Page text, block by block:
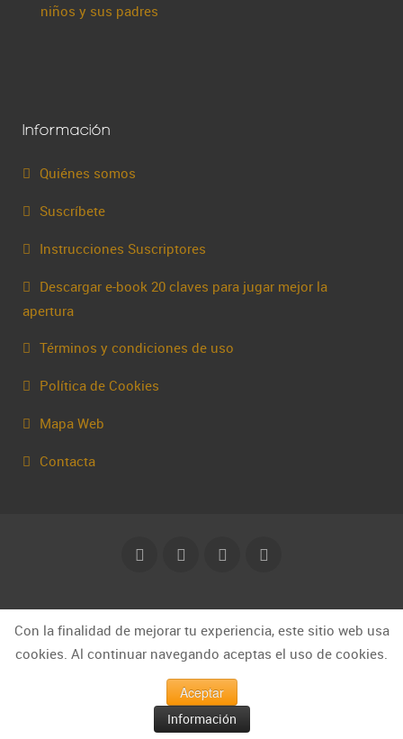
niños y sus padres
Información
Quiénes somos
Suscríbete
Instrucciones Suscriptores
Descargar e-book 20 claves para jugar mejor la
apertura
Términos y condiciones de uso
Política de Cookies
Mapa Web
Contacta
© Capakhine 2025 | capakhine@gmail.com
Con la finalidad de mejorar tu experiencia, este sitio web usa
cookies. Al continuar navegando aceptas el uso de cookies.
Aceptar
Información